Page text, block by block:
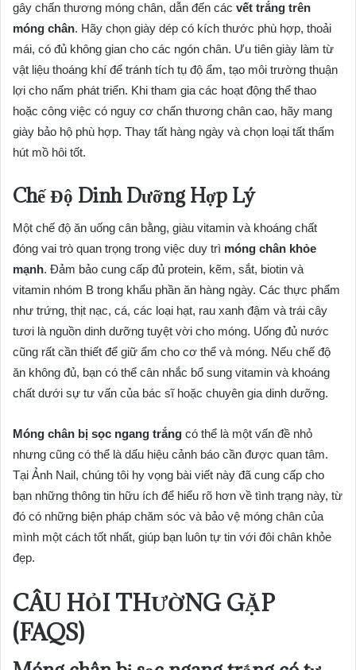
gây chấn thương móng chân, dẫn đến các vết trắng trên
móng chân. Hãy chọn giày dép có kích thước phù hợp, thoải
mái, có đủ không gian cho các ngón chân. Ưu tiên giày làm từ
vật liệu thoáng khí để tránh tích tụ độ ẩm, tạo môi trường thuận
lợi cho nấm phát triển. Khi tham gia các hoạt động thể thao
hoặc công việc có nguy cơ chấn thương chân cao, hãy mang
giày bảo hộ phù hợp. Thay tất hàng ngày và chọn loại tất thấm
hút mồ hôi tốt.
Chế Độ Dinh Dưỡng Hợp Lý
Một chế độ ăn uống cân bằng, giàu vitamin và khoáng chất
đóng vai trò quan trọng trong việc duy trì móng chân khỏe
mạnh. Đảm bảo cung cấp đủ protein, kẽm, sắt, biotin và
vitamin nhóm B trong khẩu phần ăn hàng ngày. Các thực phẩm
như trứng, thịt nạc, cá, các loại hạt, rau xanh đậm và trái cây
tươi là nguồn dinh dưỡng tuyệt vời cho móng. Uống đủ nước
cũng rất cần thiết để giữ ẩm cho cơ thể và móng. Nếu chế độ
ăn không đủ, bạn có thể cân nhắc bổ sung vitamin và khoáng
chất dưới sự tư vấn của bác sĩ hoặc chuyên gia dinh dưỡng.
Móng chân bị sọc ngang trắng có thể là một vấn đề nhỏ
nhưng cũng có thể là dấu hiệu cảnh báo cần được quan tâm.
Tại Ảnh Nail, chúng tôi hy vọng bài viết này đã cung cấp cho
bạn những thông tin hữu ích để hiểu rõ hơn về tình trạng này, từ
đó có những biện pháp chăm sóc và bảo vệ móng chân của
mình một cách tốt nhất, giúp bạn luôn tự tin với đôi chân khỏe
đẹp.
CÂU HỎI THƯỜNG GẶP
(FAQS)